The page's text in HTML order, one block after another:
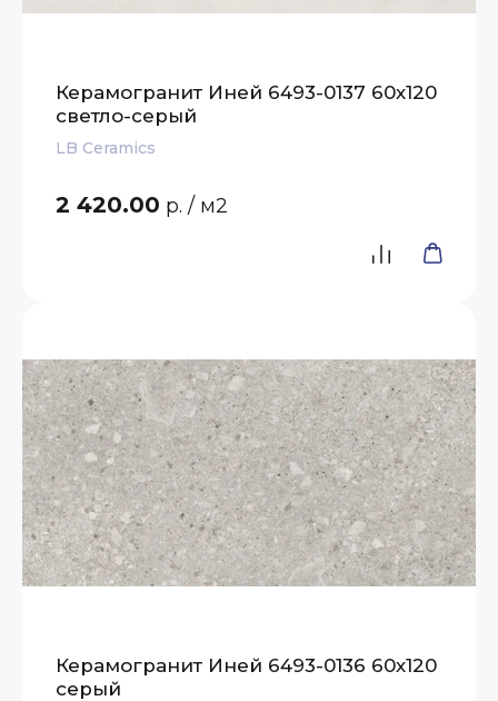
Керамогранит Иней 6493-0137 60х120
светло-серый
LB Ceramics
2 420.00 р. / м2
Керамогранит Иней 6493-0136 60х120
серый